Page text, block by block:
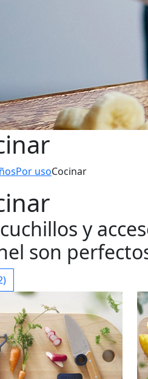
Por usoCocinar
y
son